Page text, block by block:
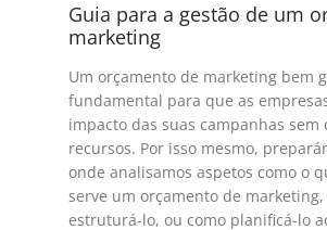
Guia para a gestão de um
marketing
Um orçamento de marketing bem
fundamental para que as
impacto das suas campanhas sem
recursos. Por isso mesmo,
onde analisamos aspetos como o
serve um orçamento de
estruturá-lo, ou como planificá-lo